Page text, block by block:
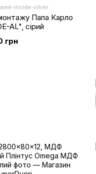
inside-silver
Папа Карло
AL", сірий
грн